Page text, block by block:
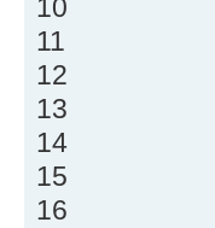
10
11
12
13
14
15
16